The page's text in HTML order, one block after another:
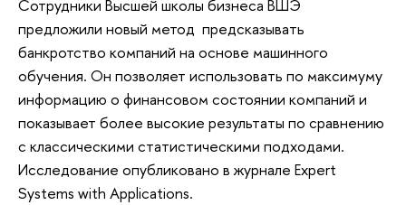
Сотрудники Высшей школы бизнеса ВШЭ
предложили новый метод предсказывать
банкротство компаний на основе машинного
обучения. Он позволяет использовать по максимуму
информацию о финансовом состоянии компаний и
показывает более высокие результаты по сравнению
с классическими статистическими подходами.
Исследование опубликовано в журнале Expert
Systems with Applications.